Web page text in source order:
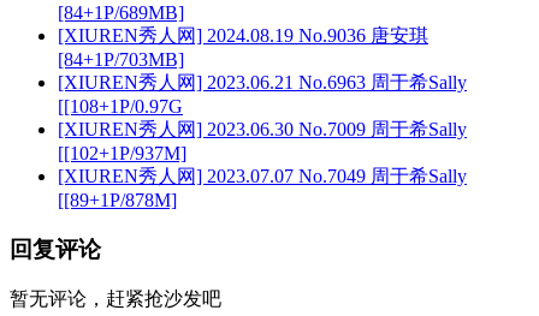
[84+1P/689MB]
[XIUREN秀人网] 2024.08.19 No.9036 唐安琪
[84+1P/703MB]
[XIUREN秀人网] 2023.06.21 No.6963 周于希Sally
[[108+1P/0.97G
[XIUREN秀人网] 2023.06.30 No.7009 周于希Sally
[[102+1P/937M]
[XIUREN秀人网] 2023.07.07 No.7049 周于希Sally
[[89+1P/878M]
回复评论
暂无评论，赶紧抢沙发吧